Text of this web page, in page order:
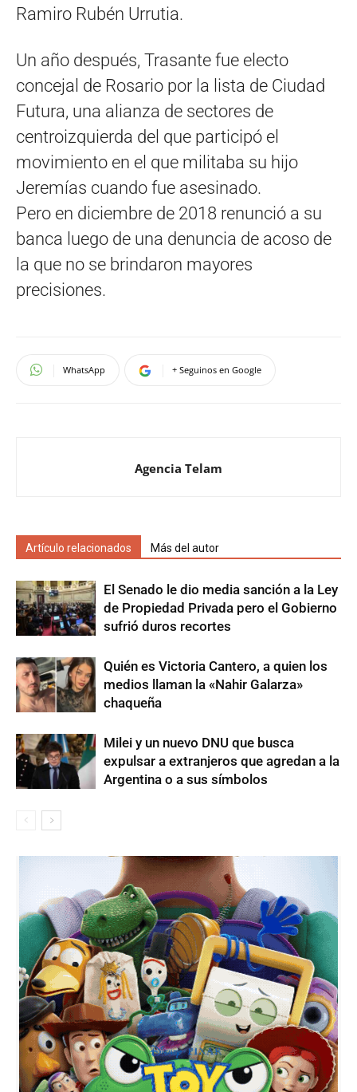
Ramiro Rubén Urrutia.
Un año después, Trasante fue electo
concejal de Rosario por la lista de Ciudad
Futura, una alianza de sectores de
centroizquierda del que participó el
movimiento en el que militaba su hijo
Jeremías cuando fue asesinado.
Pero en diciembre de 2018 renunció a su
banca luego de una denuncia de acoso de
la que no se brindaron mayores
precisiones.
WhatsApp + Seguinos en Google
Agencia Telam
Artículo relacionados Más del autor
El Senado le dio media sanción a la Ley
de Propiedad Privada pero el Gobierno
sufrió duros recortes
Quién es Victoria Cantero, a quien los
medios llaman la «Nahir Galarza»
chaqueña
Milei y un nuevo DNU que busca
expulsar a extranjeros que agredan a la
Argentina o a sus símbolos